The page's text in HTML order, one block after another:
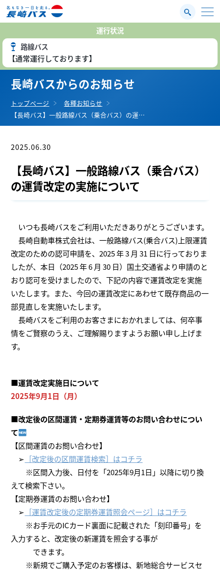
運行状況
路線バス
【通常運行しております】
長崎バスからのお知らせ
トップページ
各種お知らせ
【長崎バス】一般路線バス（乗合バス）の運…
2025.06.30
【長崎バス】一般路線バス（乗合バス）
の運賃改定の実施について
いつも長崎バスをご利用いただきありがとうございます。
長崎自動車株式会社は、一般路線バス(乗合バス)上限運賃
改定のための認可申請を、2025 年 3 月 31 日に行っておりま
したが、本日（2025 年 6 月 30 日）国土交通省より申請のと
おり認可を受けましたので、下記の内容で運賃改定を実施
いたします。また、今回の運賃改定にあわせて既存商品の一
部見直しを実施いたします。
長崎バスをご利用のお客さまにおかれましては、何卒事
情をご賢察のうえ、ご理解賜りますようお願い申し上げま
す。
■運賃改定実施日について
2025年9月1日（月）
■改定後の区間運賃・定期券運賃等のお問い合わせについ
て
【区間運賃のお問い合わせ】
➢ ［改定後の区間運賃検索］はコチラ
※区間入力後、日付を「2025年9月1日」以降に切り換
えて検索下さい。
【定期券運賃のお問い合わせ】
➢ ［運賃改定後の定期券運賃照会ページ］はコチラ
※お手元のICカード裏面に記載された「刻印番号」を
入力すると、改定後の新運賃を照会する事が
できます。
※新規でご購入予定のお客様は、新地総合サービスセ